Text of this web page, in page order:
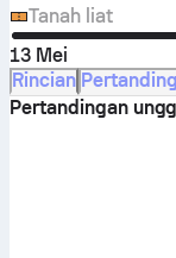
Tanah liat
13 Mei
Rincian
Pertandingan